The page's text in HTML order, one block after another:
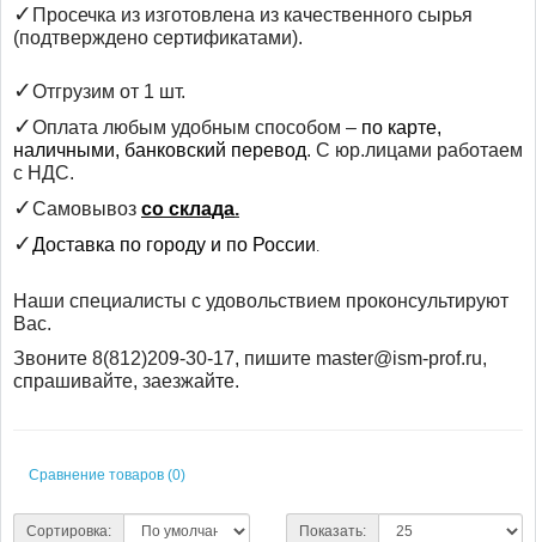
✓ Просечка из изготовлена из качественного сырья
(подтверждено сертификатами).
✓Отгрузим от 1 шт.
✓Оплата любым удобным способом – по карте,
наличными, банковский перевод. С юр.лицами работаем
с НДС.
✓Самовывоз со склада.
✓Доставка по городу и по России.
Наши специалисты с удовольствием проконсультируют
Вас.
Звоните 8(812)209-30-17, пишите master@ism-prof.ru,
спрашивайте, заезжайте.
Сравнение товаров (0)
Сортировка: Показать: